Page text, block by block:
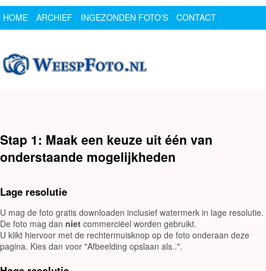
HOME ARCHIEF INGEZONDEN FOTO'S
CONTACT
Stap 1: Maak een keuze uit één van
onderstaande mogelijkheden
Lage resolutie
U mag de foto gratis downloaden inclusief watermerk in lage resolutie.
De foto mag dan niet commerciëel worden gebruikt.
U klikt hiervoor met de rechtermuisknop op de foto onderaan deze
pagina. Kies dan voor "Afbeelding opslaan als..".